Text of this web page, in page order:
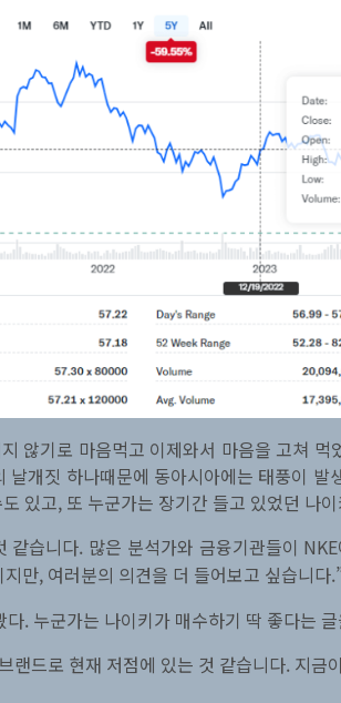
않기로 마음먹고 이제와서 마음을 고쳐
개짓 하나때문에 동아시아에는 태풍이
있고, 또 누군가는 장기간 들고 있었던 나
같습니다. 많은 분석가와 금융기관들이
만, 여러분의 의견을 더 들어보고 싶습니다
. 누군가는 나이키가 매수하기 딱 좋다는
랜드로 현재 저점에 있는 것 같습니다. 지